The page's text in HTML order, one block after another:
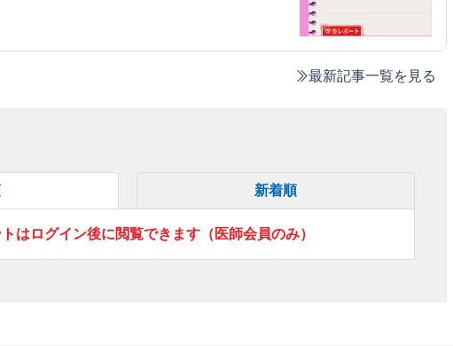
最新記事一覧を見る
新着順
はログイン後に閲覧できます（医師会員のみ）